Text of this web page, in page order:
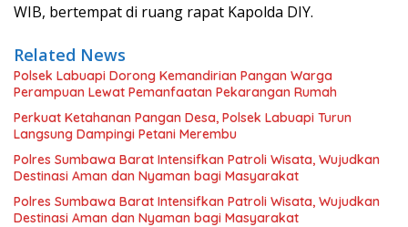
WIB, bertempat di ruang rapat Kapolda DIY.
Related News
Polsek Labuapi Dorong Kemandirian Pangan Warga
Perampuan Lewat Pemanfaatan Pekarangan Rumah
Perkuat Ketahanan Pangan Desa, Polsek Labuapi Turun
Langsung Dampingi Petani Merembu
Polres Sumbawa Barat Intensifkan Patroli Wisata, Wujudkan
Destinasi Aman dan Nyaman bagi Masyarakat
Polres Sumbawa Barat Intensifkan Patroli Wisata, Wujudkan
Destinasi Aman dan Nyaman bagi Masyarakat